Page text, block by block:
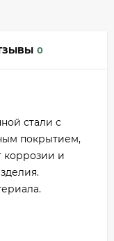
0
стали с
покрытием,
коррозии и